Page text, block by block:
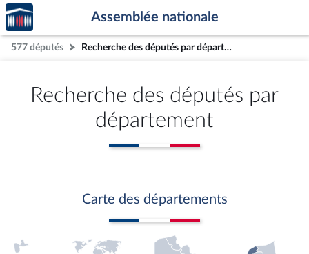
Aller au contenu
Aller en bas de la page
Accèder
à la
page
d'accueil
Assemblée nationale
577 députés Recherche des députés par département
Recherche des députés par
département
Carte des départements